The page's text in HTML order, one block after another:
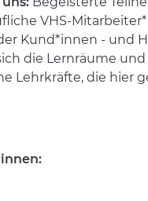
VHS-
Kund*innen - und
die Lernräume
Lehrkräfte, die hier